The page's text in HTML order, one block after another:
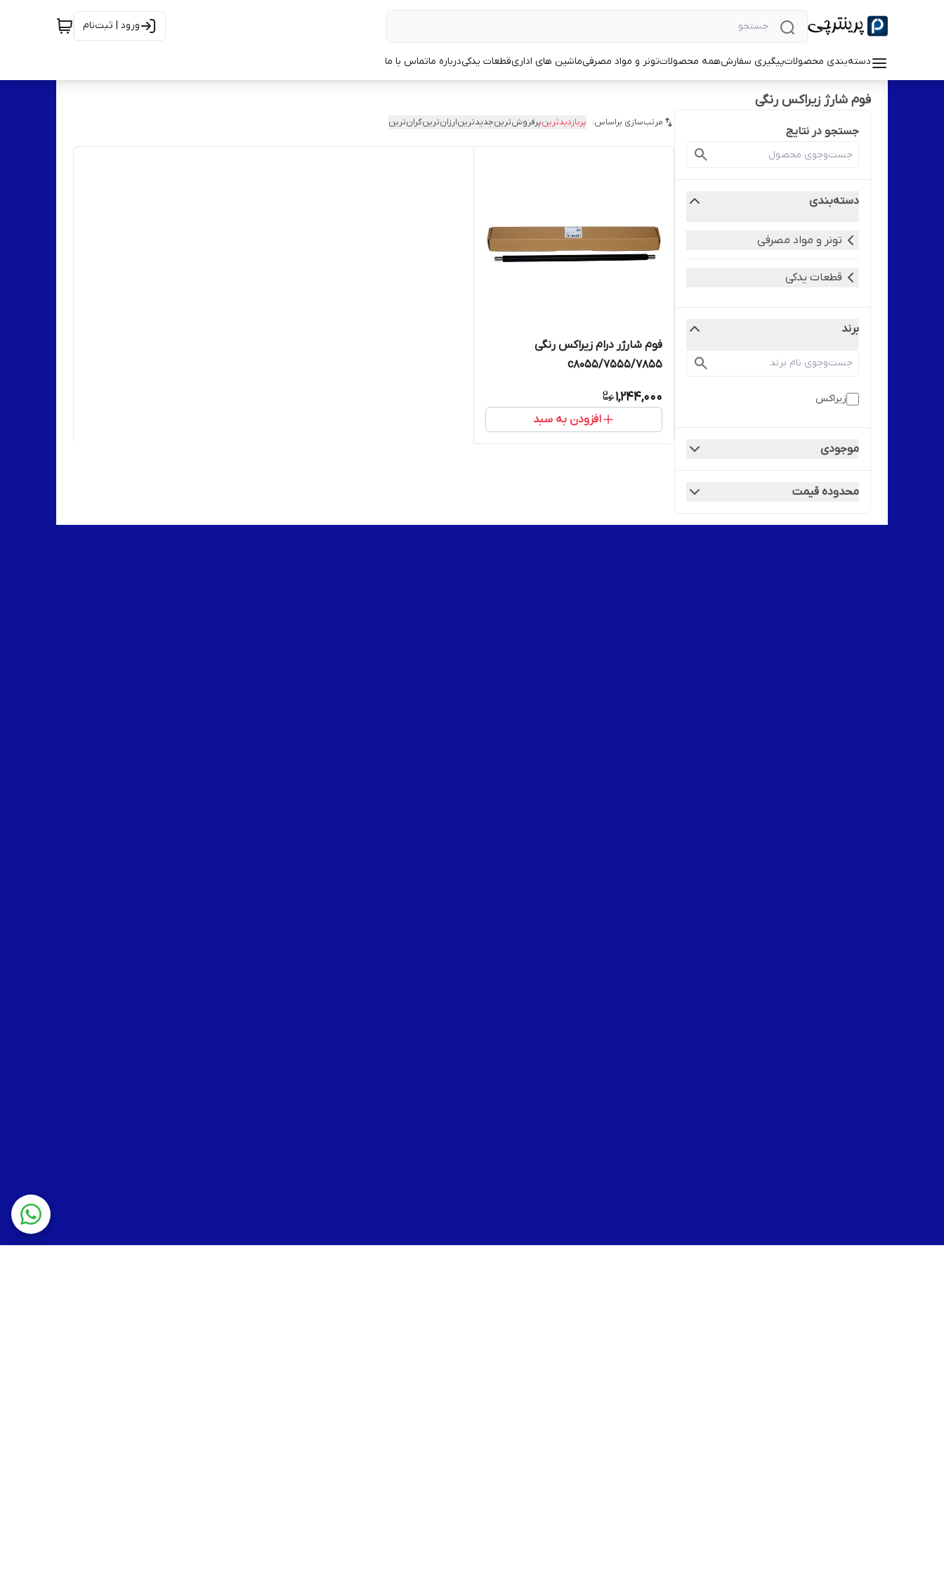
ورود | ثبت‌نام
دسته‌بندی محصولاتپیگیری سفارشهمه محصولاتتونر و مواد مصرفیماشین های اداریقطعات یدکیدرباره ماتماس با ما
فوم شارژ زیراکس رنگی
جستجو در نتایج
دسته‌بندی
تونر و مواد مصرفی
قطعات یدکی
برند
زیراکس
موجودی
محدوده قیمت
مرتب‌سازی براساس: پربازدیدترینپرفروش‌ترینجدیدترینارزان‌ترینگران‌ترین
فوم شارژر درام زیراکس رنگی
7555/7855/c8055
1,244,000
افزودن به سبد